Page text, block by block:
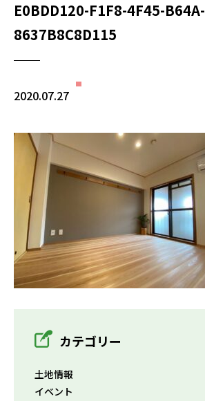
E0BDD120-F1F8-4F45-B64A-
8637B8C8D115
2020.07.27
カテゴリー
土地情報
イベント